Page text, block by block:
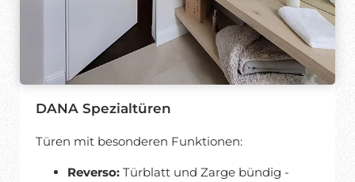
DANA Spezialtüren
Türen mit besonderen Funktionen:
Reverso: Türblatt und Zarge bündig -